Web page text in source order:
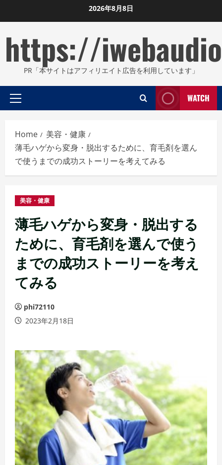
to
2026年8月8日
https://
PR「本サイトはアフィリエイト広告を利用しています」
Primary
WATCH
Home
美容・健康
薄毛ハゲから変身・脱出するために、育毛剤を選ん
で使うまでの成功ストーリーを考えてみる
美容・健康
薄毛ハゲから変身・脱出する
ために、育毛剤を選んで使う
までの成功ストーリーを考え
てみる
phi72110
2023年2月18日